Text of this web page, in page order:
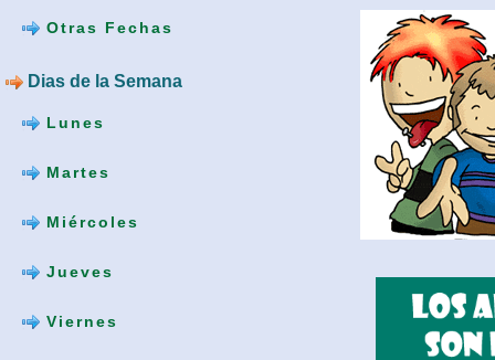
Otras Fechas
Dias de la Semana
Lunes
Martes
Miércoles
Jueves
Viernes